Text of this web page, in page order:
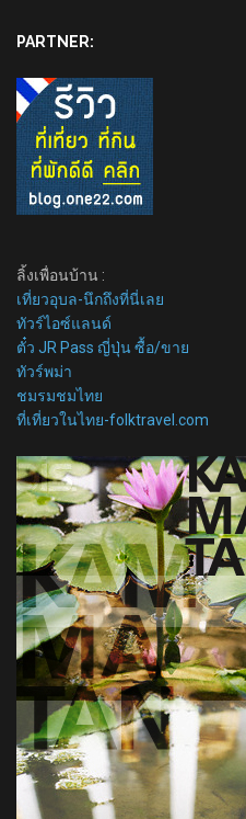
PARTNER:
ลิ้งเพื่อนบ้าน :
เที่ยวอุบล-นึกถึงที่นี่เลย
ทัวร์ไอซ์แลนด์
ตั๋ว JR Pass ญี่ปุ่น ซื้อ/ขาย
ทัวร์พม่า
ชมรมชมไทย
ที่เที่ยวในไทย-folktravel.com